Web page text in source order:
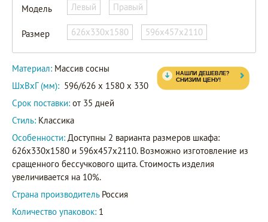
Модель Левый Правый
Размер 626х330х1580 596х457х2110
Материал: Массив сосны
ШxВxГ (мм): 596/626 x 1580 x 330
Срок поставки: от 35 дней
Стиль: Классика
Особенности: Доступны 2 варианта размеров шкафа:
626х330х1580 и 596х457х2110. Возможно изготовление из
сращенного бессучкового щита. Стоимость изделия
увеличивается на 10%.
Страна производитель Россия
Количество упаковок: 1